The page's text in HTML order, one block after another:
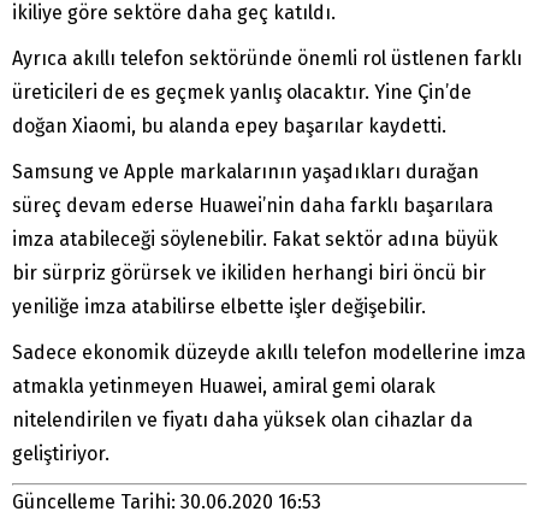
ikiliye göre sektöre daha geç katıldı.
Ayrıca akıllı telefon sektöründe önemli rol üstlenen farklı
üreticileri de es geçmek yanlış olacaktır. Yine Çin’de
doğan Xiaomi, bu alanda epey başarılar kaydetti.
Samsung ve Apple markalarının yaşadıkları durağan
süreç devam ederse Huawei’nin daha farklı başarılara
imza atabileceği söylenebilir. Fakat sektör adına büyük
bir sürpriz görürsek ve ikiliden herhangi biri öncü bir
yeniliğe imza atabilirse elbette işler değişebilir.
Sadece ekonomik düzeyde akıllı telefon modellerine imza
atmakla yetinmeyen Huawei, amiral gemi olarak
nitelendirilen ve fiyatı daha yüksek olan cihazlar da
geliştiriyor.
Güncelleme Tarihi: 30.06.2020 16:53